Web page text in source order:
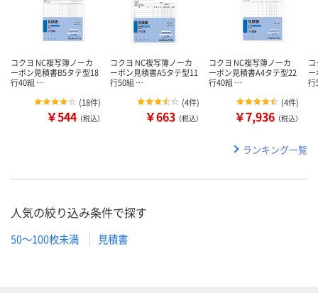
コクヨ NC複写簿ノーカ
ーボン見積書B5タテ型18
行40組 …
(18件)
￥544 （税込）
コクヨ NC複写簿ノーカ
ーボン見積書A5タテ型11
行50組 …
(4件)
￥663 （税込）
コクヨ NC複写簿ノーカ
ーボン見積書A4タテ型22
行40組 …
(4件)
￥7,936 （税込）
ランキング一覧
人気の絞り込み条件で探す
50～100枚未満 見積書